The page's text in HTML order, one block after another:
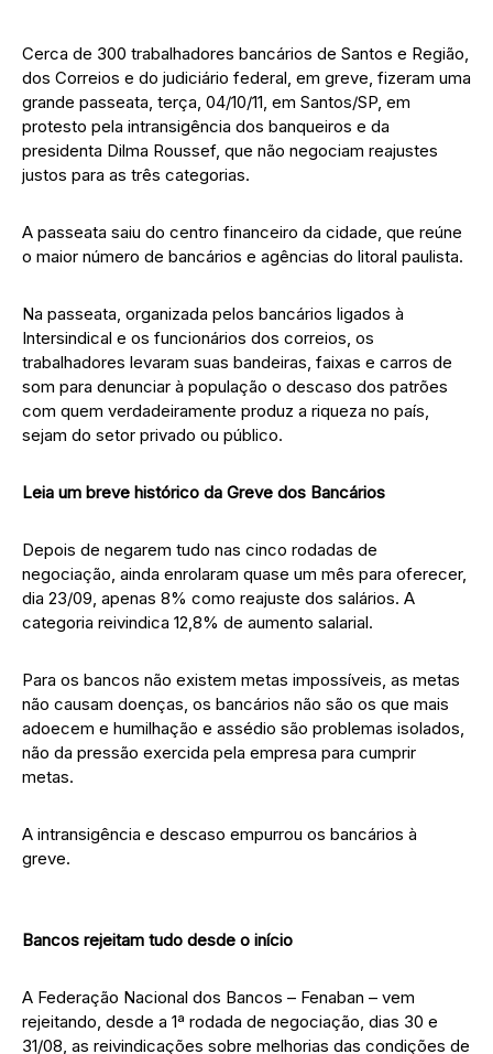
Cerca de 300 trabalhadores bancários de Santos e Região,
dos Correios e do judiciário federal, em greve, fizeram uma
grande passeata, terça, 04/10/11, em Santos/SP, em
protesto pela intransigência dos banqueiros e da
presidenta Dilma Roussef, que não negociam reajustes
justos para as três categorias.
A passeata saiu do centro financeiro da cidade, que reúne
o maior número de bancários e agências do litoral paulista.
Na passeata, organizada pelos bancários ligados à
Intersindical e os funcionários dos correios, os
trabalhadores levaram suas bandeiras, faixas e carros de
som para denunciar à população o descaso dos patrões
com quem verdadeiramente produz a riqueza no país,
sejam do setor privado ou público.
Leia um breve histórico da Greve dos Bancários
Depois de negarem tudo nas cinco rodadas de
negociação, ainda enrolaram quase um mês para oferecer,
dia 23/09, apenas 8% como reajuste dos salários. A
categoria reivindica 12,8% de aumento salarial.
Para os bancos não existem metas impossíveis, as metas
não causam doenças, os bancários não são os que mais
adoecem e humilhação e assédio são problemas isolados,
não da pressão exercida pela empresa para cumprir
metas.
A intransigência e descaso empurrou os bancários à
greve.
Bancos rejeitam tudo desde o início
A Federação Nacional dos Bancos – Fenaban – vem
rejeitando, desde a 1ª rodada de negociação, dias 30 e
31/08, as reivindicações sobre melhorias das condições de